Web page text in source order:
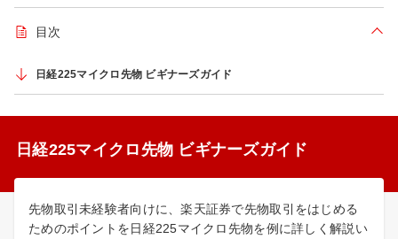
目次
日経225マイクロ先物 ビギナーズガイド
日経225マイクロ先物 ビギナーズガイド
先物取引未経験者向けに、楽天証券で先物取引をはじめる
ためのポイントを日経225マイクロ先物を例に詳しく解説い